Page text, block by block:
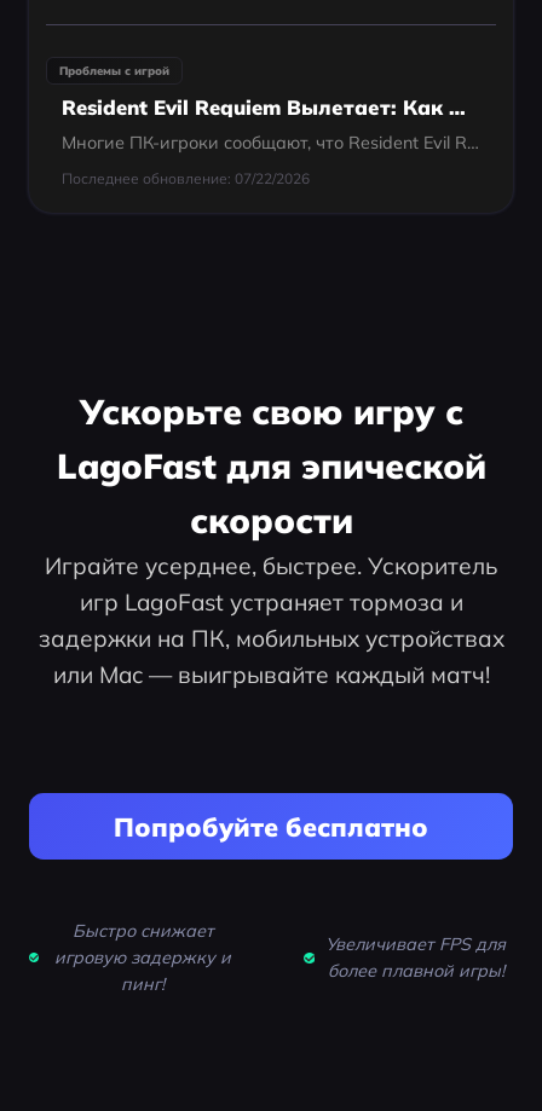
Проблемы с игрой
Resident Evil Requiem Вылетает: Как Исправить Краши, Фризы И Ошибки RE9 На ПК
Многие ПК-игроки сообщают, что Resident Evil Requiem вылетает — от проблем с запуском и зависаний до фатальных D3D-ошибок и чёрного экрана.
Последнее обновление: 07/22/2026
Ускорьте свою игру с
LagoFast для эпической
скорости
Играйте усерднее, быстрее. Ускоритель
игр LagoFast устраняет тормоза и
задержки на ПК, мобильных устройствах
или Mac — выигрывайте каждый матч!
Попробуйте бесплатно
Быстро снижает
игровую задержку и
пинг!
Увеличивает FPS для
более плавной игры!